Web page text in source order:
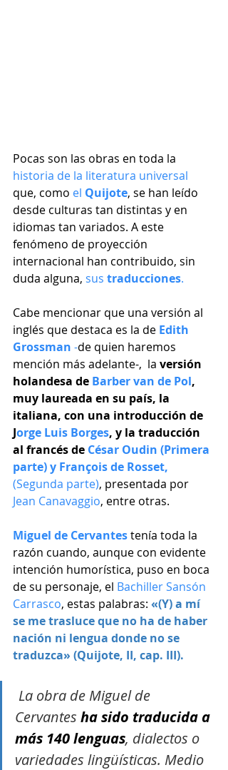
Pocas son las obras en toda la
historia de la literatura universal
que, como el Quijote, se han leído
desde culturas tan distintas y en
idiomas tan variados. A este
fenómeno de proyección
internacional han contribuido, sin
duda alguna, sus traducciones.
Cabe mencionar que una versión al
inglés que destaca es la de Edith
Grossman -de quien haremos
mención más adelante-,  la versión
holandesa de Barber van de Pol,
muy laureada en su país, la
italiana, con una introducción de
Jorge Luis Borges, y la traducción
al francés de César Oudin (Primera
parte) y François de Rosset,
(Segunda parte), presentada por
Jean Canavaggio, entre otras.
Miguel de Cervantes tenía toda la
razón cuando, aunque con evidente
intención humorística, puso en boca
de su personaje, el Bachiller Sansón
Carrasco, estas palabras: «(Y) a mí
se me trasluce que no ha de haber
nación ni lengua donde no se
traduzca» (Quijote, II, cap. III).
Cervantes ha sido traducida a
más 140 lenguas, dialectos o
variedades lingüísticas. Medio